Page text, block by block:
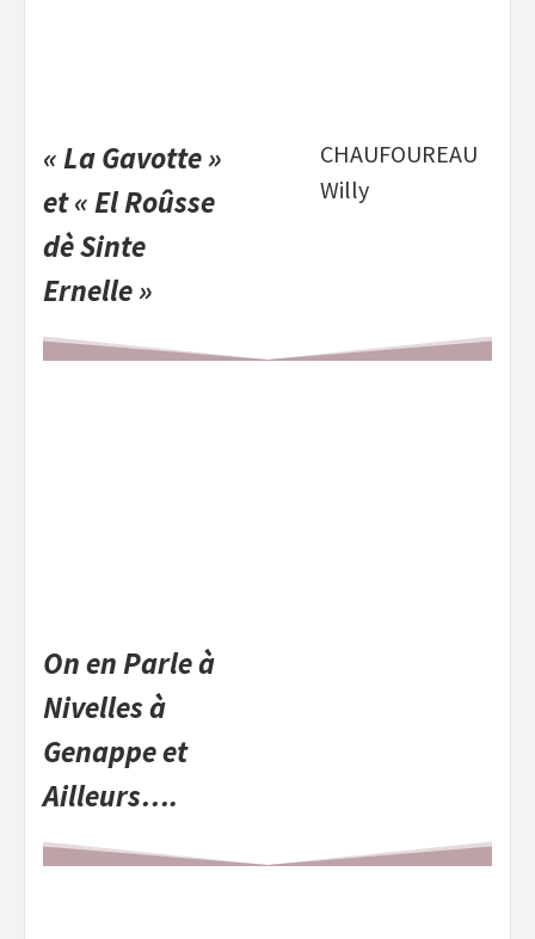
« La Gavotte »
et « El Roûsse
dè Sinte
Ernelle »
CHAUFOUREAU
Willy
On en Parle à
Nivelles à
Genappe et
Ailleurs….